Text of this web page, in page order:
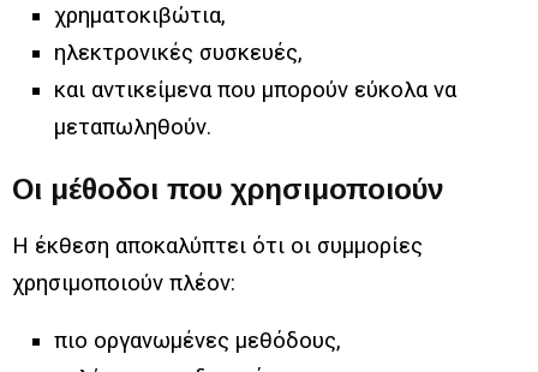
χρηματοκιβώτια,
ηλεκτρονικές συσκευές,
και αντικείμενα που μπορούν εύκολα να
μεταπωληθούν.
Οι μέθοδοι που χρησιμοποιούν
Η έκθεση αποκαλύπτει ότι οι συμμορίες
χρησιμοποιούν πλέον:
πιο οργανωμένες μεθόδους,